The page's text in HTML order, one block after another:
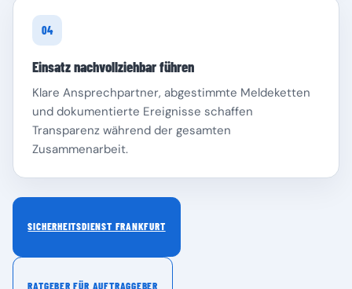
04
Einsatz nachvollziehbar führen
Klare Ansprechpartner, abgestimmte Meldeketten
und dokumentierte Ereignisse schaffen
Transparenz während der gesamten
Zusammenarbeit.
SICHERHEITSDIENST FRANKFURT
RATGEBER FÜR AUFTRAGGEBER